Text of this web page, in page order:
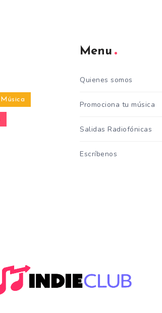
Música
Menu
Quienes somos
Promociona tu música
Salidas Radiofónicas
Escríbenos